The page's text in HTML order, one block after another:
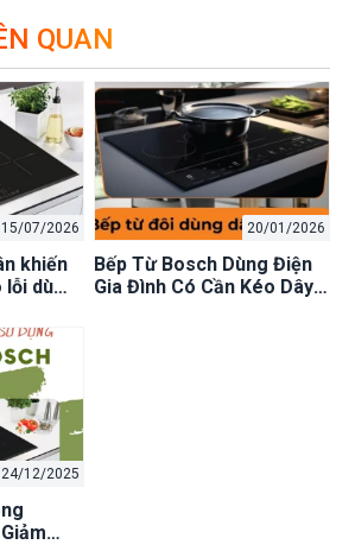
QUAN
15/07/2026
khiến
lỗi dù
20/01/2026
Bếp Từ Bosch Dùng Điện
Gia Đình Có Cần Kéo Dây
24/12/2025